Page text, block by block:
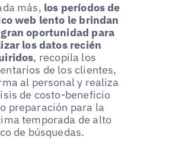
más, los períodos de
web lento le brindan
oportunidad para
los datos recién
, recopila los
de los clientes,
al personal y realiza
de costo-beneficio
preparación para la
temporada de alto
de búsquedas.